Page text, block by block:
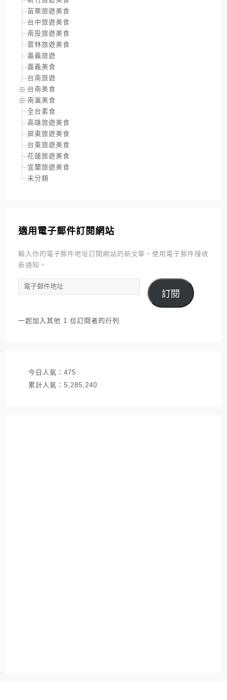
苗栗旅遊美食
台中旅遊美食
南投旅遊美食
雲林旅遊美食
嘉義旅遊
嘉義美食
台南旅遊
台南美食
南瀛美食
全台素食
高雄旅遊美食
屏東旅遊美食
台東旅遊美食
花蓮旅遊美食
宜蘭旅遊美食
未分類
適用電子郵件訂閱網站
輸入你的電子郵件地址訂閱網站的新文章，使用電子郵件接收
新通知。
電
子
件
訂閱
一起加入其他 1 位訂閱者的行列
今日人氣： 475
累計人氣： 5,285,240